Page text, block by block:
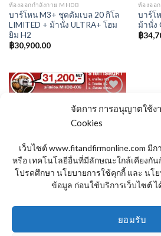
จัดการ การอนุญาตใช้ง
Cookies
เว็บไซต์ www.fitandfirmonline.com มี
หรือ เทคโนโลยีอื่นที่มีลักษณะใกล้เคียงกัน
โปรดศึกษา นโยบายการใช้คุกกี้ และ นโ
ข้อมูล ก่อนใช้บริการเว็บไซต์
ยอมรับ
ห้องออกกำลังกาย MHDB
บาร์โหน M3+ ชุดดัมเบล 20 กิโล
LIMITED + ม้านั่ง ULTRA+ โฮม
ยิม H2
฿30,900.00
ห้องออ
บาร์โ
ม้านั่ง
฿
Add to
บาร์โหน M3+ ดัมเบล 50 กิโล+
฿31,200.00